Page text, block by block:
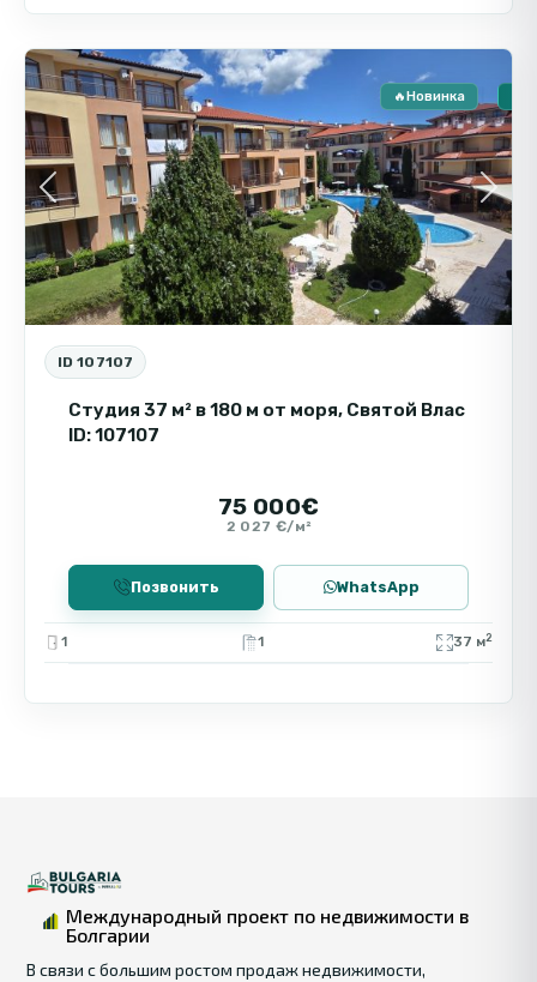
Previous Next
🔥Новинка
ID 107107
Студия 37 м² в 180 м от моря, Святой Влас
ID: 107107
75 000€
2 027 €/м²
Позвонить WhatsApp
1 1 37 м2
Международный проект по недвижимости в
Болгарии
В связи с большим ростом продаж недвижимости,